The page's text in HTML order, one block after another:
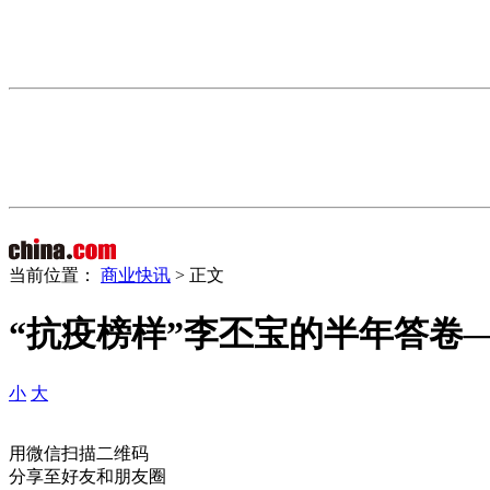
当前位置： 商业快讯 > 正文
“抗疫榜样”李丕宝的半年答
小 大
用微信扫描二维码
分享至好友和朋友圈